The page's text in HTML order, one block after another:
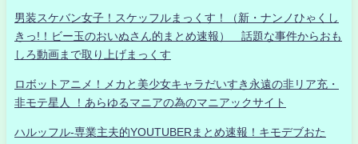
男装スケバン女子！スケッフルまっくす！（新・ナンノひゃくし
きっ!！ビー玉のおいぬさん的まとめ速報） 話題な事件からおも
しろ動画まで取り上げまっくす
ロボットアニメ！メカと美少女キャラだいすき永遠の非リア充・
非モテ星人 ！あらゆるマニアの為のマニアックサイト
ハルッフル-専業主夫的YOUTUBERまとめ速報！キモデブおた